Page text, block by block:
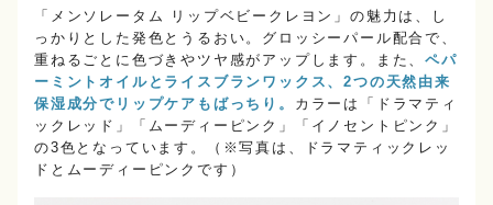
「メンソレータム リップベビークレヨン」の魅力は、し
っかりとした発色とうるおい。グロッシーパール配合で、
重ねるごとに色づきやツヤ感がアップします。また、ペパ
ーミントオイルとライスブランワックス、2つの天然由来
保湿成分でリップケアもばっちり。 カラーは「ドラマティ
ックレッド」「ムーディーピンク」「イノセントピンク」
の3色となっています。（※写真は、ドラマティックレッ
ドとムーディーピンクです）